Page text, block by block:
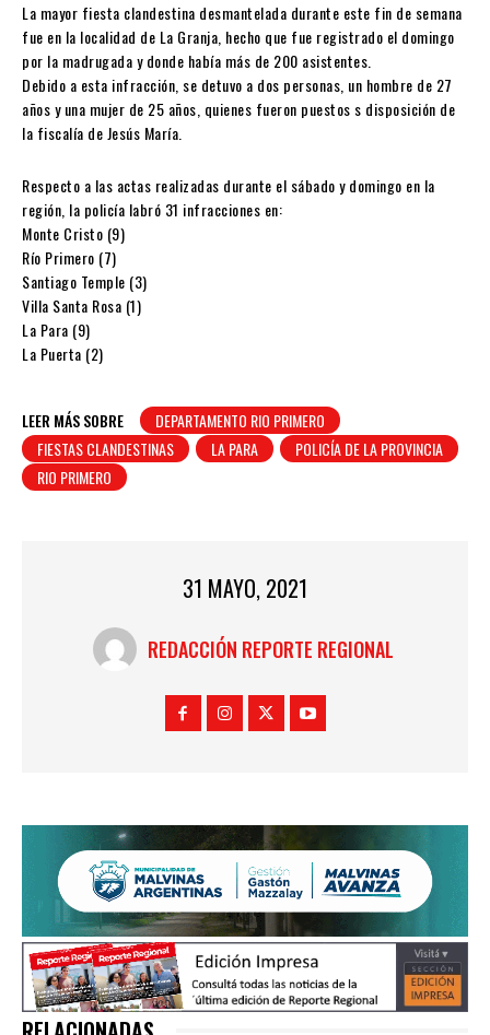
La mayor fiesta clandestina desmantelada durante este fin de semana
fue en la localidad de La Granja, hecho que fue registrado el domingo
por la madrugada y donde había más de 200 asistentes.
Debido a esta infracción, se detuvo a dos personas, un hombre de 27
años y una mujer de 25 años, quienes fueron puestos s disposición de
la fiscalía de Jesús María.
Respecto a las actas realizadas durante el sábado y domingo en la
región, la policía labró 31 infracciones en:
Monte Cristo (9)
Río Primero (7)
Santiago Temple (3)
Villa Santa Rosa (1)
La Para (9)
La Puerta (2)
LEER MÁS SOBRE
DEPARTAMENTO RIO PRIMERO
FIESTAS CLANDESTINAS
LA PARA
POLICÍA DE LA PROVINCIA
RIO PRIMERO
31 MAYO, 2021
REDACCIÓN REPORTE REGIONAL